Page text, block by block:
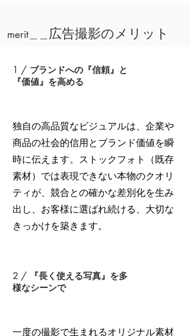
merit＿＿ 広告撮影のメリット​
1 / ブランドへの『信頼』と
『価値』を高める
独自の高品質なビジュアルは、企業や
商品の社会的信用とブランド価値を瞬
時に伝えます。ストックフォト（既存
素材）では表現できない本物のクオリ
ティが、競合との確かな差別化を生み
出し、お客様に選ばれ続ける、大切な
きっかけを築きます。
2 / 『長く使える写真』を多
様なシーンで
一度の撮影で生まれるオリジナル素材